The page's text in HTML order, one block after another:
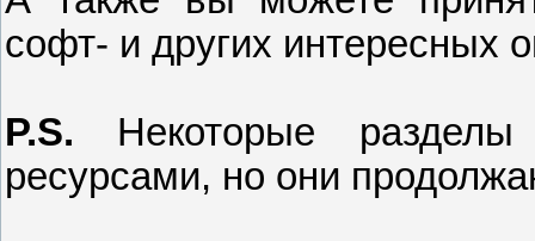
софт- и других интересных
P.S. Некоторые разделы
ресурсами, но они